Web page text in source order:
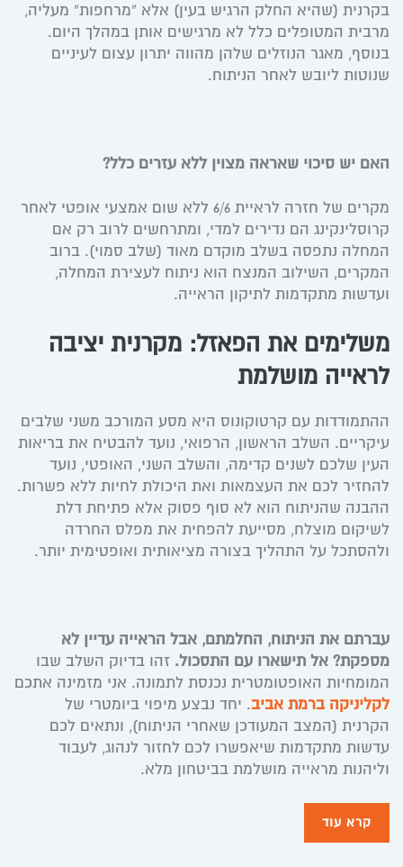
בקרנית (שהיא החלק הרגיש בעין) אלא “מרחפות” מעליה,
מרבית המטופלים כלל לא מרגישים אותן במהלך היום.
בנוסף, מאגר הנוזלים שלהן מהווה יתרון עצום לעיניים
שנוטות ליובש לאחר הניתוח.
האם יש סיכוי שאראה מצוין ללא עזרים כלל?
מקרים של חזרה לראיית 6/6 ללא שום אמצעי אופטי לאחר
קרוסלינקינג הם נדירים למדי, ומתרחשים לרוב רק אם
המחלה נתפסה בשלב מוקדם מאוד (שלב סמוי). ברוב
המקרים, השילוב המנצח הוא ניתוח לעצירת המחלה,
ועדשות מתקדמות לתיקון הראייה.
משלימים את הפאזל: מקרנית יציבה
לראייה מושלמת
ההתמודדות עם קרטוקונוס היא מסע המורכב משני שלבים
עיקריים. השלב הראשון, הרפואי, נועד להבטיח את בריאות
העין שלכם לשנים קדימה, והשלב השני, האופטי, נועד
להחזיר לכם את העצמאות ואת היכולת לחיות ללא פשרות.
ההבנה שהניתוח הוא לא סוף פסוק אלא פתיחת דלת
לשיקום מוצלח, מסייעת להפחית את מפלס החרדה
ולהסתכל על התהליך בצורה מציאותית ואופטימית יותר.
עברתם את הניתוח, החלמתם, אבל הראייה עדיין לא
מספקת? אל תישארו עם התסכול. זהו בדיוק השלב שבו
המומחיות האופטומטרית נכנסת לתמונה. אני מזמינה אתכם
לקליניקה ברמת אביב. יחד נבצע מיפוי ביומטרי של
הקרנית (המצב המעודכן שאחרי הניתוח), ונתאים לכם
עדשות מתקדמות שיאפשרו לכם לחזור לנהוג, לעבוד
וליהנות מראייה מושלמת בביטחון מלא.
קרא עוד